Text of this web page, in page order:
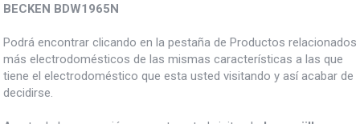
BECKEN BDW1965N
Podrá encontrar clicando en la pestaña de Productos relacionados
más electrodomésticos de las mismas características a las que
tiene el electrodoméstico que esta usted visitando y así acabar de
decidirse.